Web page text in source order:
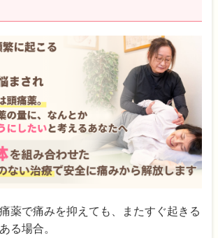
薬で痛みを抑えても、またすぐ起きる
る場合。